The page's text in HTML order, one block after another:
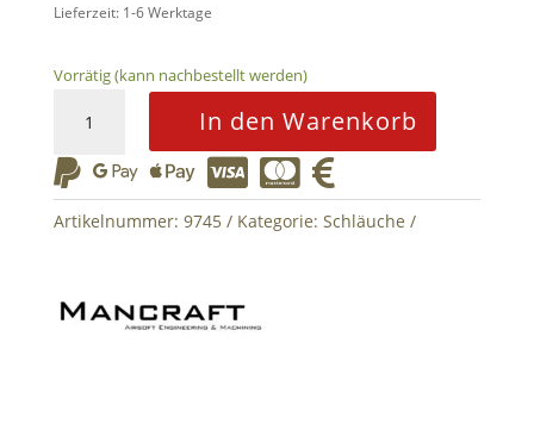
Lieferzeit: 1-6 Werktage
Vorrätig (kann nachbestellt werden)
Line
36"
Mancraft
In den Warenkorb
     
Artikelnummer: 9745 Kategorie: Schläuche